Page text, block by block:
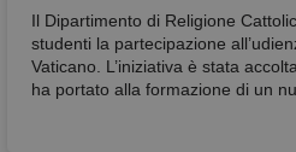
Il Dipartimento di Religione
studenti la partecipazione
Vaticano. L’iniziativa è stata
ha portato alla formazione di un